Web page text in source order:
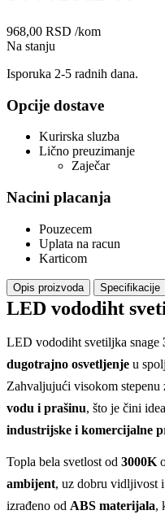
968,00 RSD /kom
Na stanju
Isporuka 2-5 radnih dana.
Opcije dostave
Kurirska sluzba
Lično preuzimanje
Zaječar
Nacini placanja
Pouzecem
Uplata na racun
Karticom
Opis proizvoda Specifikacije
LED vododiht
LED vododiht svetiljka snage
dugotrajno osvetljenje u
Zahvaljujući visokom stepenu
vodu i prašinu, što je čini
industrijske i komercijalne
Topla bela svetlost od 3000K
ambijent, uz dobru vidljivost
izrađeno od ABS materijala,